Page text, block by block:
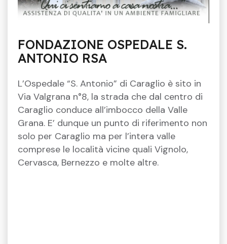
FONDAZIONE OSPEDALE S.
ANTONIO RSA
L’Ospedale “S. Antonio” di Caraglio è sito in
Via Valgrana n°8, la strada che dal centro di
Caraglio conduce all’imbocco della Valle
Grana. E’ dunque un punto di riferimento non
solo per Caraglio ma per l’intera valle
comprese le località vicine quali Vignolo,
Cervasca, Bernezzo e molte altre.